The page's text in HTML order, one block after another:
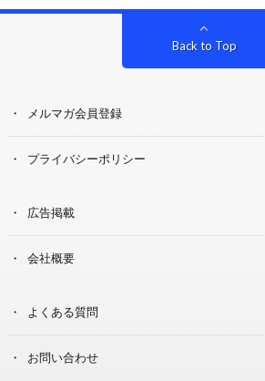
Back to Top
メルマガ会員登録
プライバシーポリシー
広告掲載
会社概要
よくある質問
お問い合わせ